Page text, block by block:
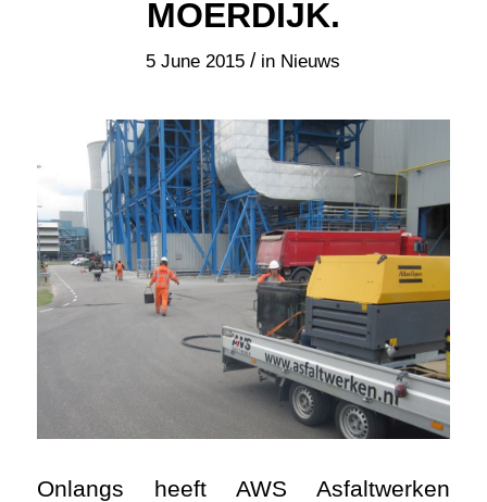
Onlangs heeft AWS Asfaltwerken
asfaltonderhoud uitgevoerd op een
bedrijventerrein in Moerdijk.
Bij onderhoudswerkzaamheden op het
terrein zijn diverse asfaltschades
hersteld. Zo zijn onder anderen 300
strekkende meters aan asfalt scheuren